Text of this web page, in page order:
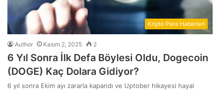
Kripto Para Haberleri
Author Kasım 2, 2025 2
6 Yıl Sonra İlk Defa Böylesi Oldu, Dogecoin
(DOGE) Kaç Dolara Gidiyor?
6 yıl sonra Ekim ayı zararla kapandı ve Uptober hikayesi hayal